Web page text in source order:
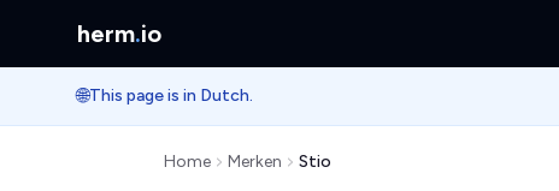
herm.io
🌐This page is in Dutch.
Home Merken Stio